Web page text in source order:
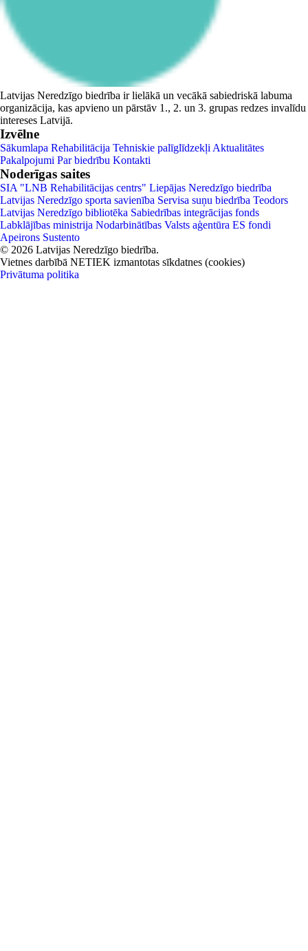
Latvijas Neredzīgo biedrība ir lielākā un vecākā sabiedriskā labuma
organizācija, kas apvieno un pārstāv 1., 2. un 3. grupas redzes invalīdu
intereses Latvijā.
Izvēlne
Sākumlapa Rehabilitācija Tehniskie palīglīdzekļi Aktualitātes
Pakalpojumi Par biedrību Kontakti
Noderīgas saites
SIA "LNB Rehabilitācijas centrs" Liepājas Neredzīgo biedrība
Latvijas Neredzīgo sporta savienība Servisa suņu biedrība Teodors
Latvijas Neredzīgo bibliotēka Sabiedrības integrācijas fonds
Labklājības ministrija Nodarbinātības Valsts aģentūra ES fondi
Apeirons Sustento
© 2026 Latvijas Neredzīgo biedrība.
Vietnes darbībā NETIEK izmantotas sīkdatnes (cookies)
Privātuma politika